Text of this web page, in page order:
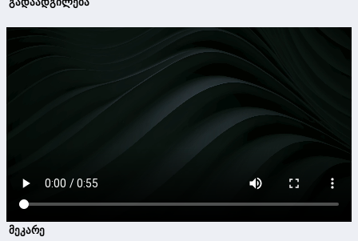
მეკარე